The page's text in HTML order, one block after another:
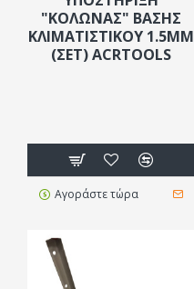
"ΚΟΛΩΝΑΣ" ΒΑΣΗΣ
ΚΛΙΜΑΤΙΣΤΙΚΟΥ 1.5MM
(ΣΕΤ) ACRTOOLS
Αγοράστε τώρα